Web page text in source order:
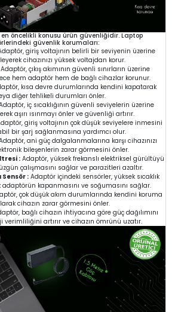
en öncelikli konusu ürün güvenliğidir. Laptop
güvenlik korumaları:
giriş voltajının belirli bir seviyenin üzerine
cihazınızı yüksek voltajdan korur.
çıkış akımının güvenli sınırların üzerine
hem adaptör hem de bağlı cihazlar korunur.
kısa devre durumlarında kendini kapatarak
diğer tehlikeli durumları önler.
iç sıcaklığının güvenli seviyelerin üzerine
aşırı ısınmayı önler ve güvenliği artırır.
giriş voltajının çok düşük seviyelere inmesini
bir şarj sağlanmasına yardımcı olur.
ani güç dalgalanmalarına karşı cihazınızı
bileşenlerin zarar görmesini önler.
:Adaptör, yüksek frekanslı elektriksel gürültüyü
çalışmasını sağlar ve parazitleri azaltır.
Sensör :Adaptör içindeki sensörler, yüksek sıcaklık
kapanmasını ve soğumasını sağlar.
çok düşük akım durumlarında kendini koruma
cihazın zarar görmesini önler.
bağlı cihazın ihtiyacına göre güç dağılımını
verimliliğini artırır ve cihazın ömrünü uzatır.